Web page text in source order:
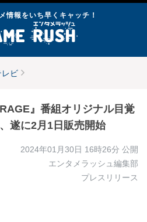
情報をいち早くキャッチ！
レビ
』番組オリジナル目覚
遂に2月1日販売開始
2024年01月30日 16時26分 公開
エンタメラッシュ編集部
プレスリリース